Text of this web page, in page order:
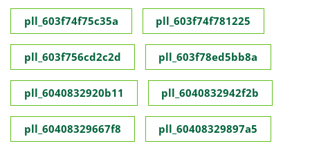
pll_603f74f75c35a pll_603f74f781225
pll_603f756cd2c2d pll_603f78ed5bb8a
pll_6040832920b11 pll_6040832942f2b
pll_60408329667f8 pll_60408329897a5